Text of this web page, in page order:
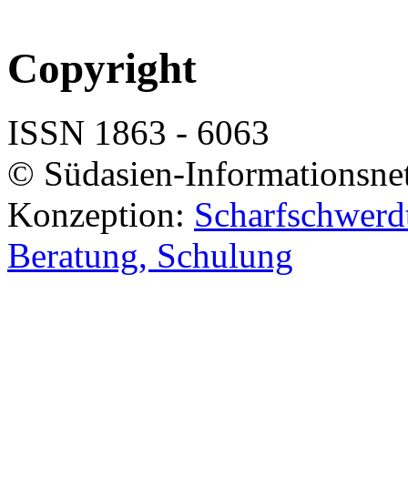
Copyright
ISSN 1863 - 6063
© Südasien-
Konzeption:
Beratung, Schulung